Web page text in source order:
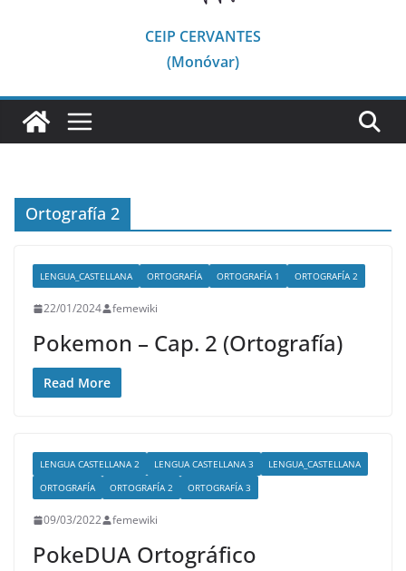
CEIP CERVANTES
(Monóvar)
Ortografía 2
LENGUA_CASTELLANA ORTOGRAFÍA ORTOGRAFÍA 1 ORTOGRAFÍA 2
22/01/2024 femewiki
Pokemon – Cap. 2 (Ortografía)
Read More
LENGUA CASTELLANA 2 LENGUA CASTELLANA 3
LENGUA_CASTELLANA
ORTOGRAFÍA
ORTOGRAFÍA 2 ORTOGRAFÍA 3
09/03/2022 femewiki
PokeDUA Ortográfico